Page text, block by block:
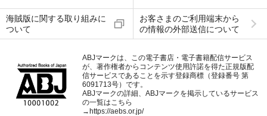
海賊版に関する取り組みに
ついて
お客さまのご利用端末から
の情報の外部送信について
ABJマークは、この電子書店・電子書籍配信サービス
が、著作権者からコンテンツ使用許諾を得た正規版配
信サービスであることを示す登録商標（登録番号 第
6091713号）です。
ABJマークの詳細、ABJマークを掲示しているサービス
の一覧はこちら
→https://aebs.or.jp/